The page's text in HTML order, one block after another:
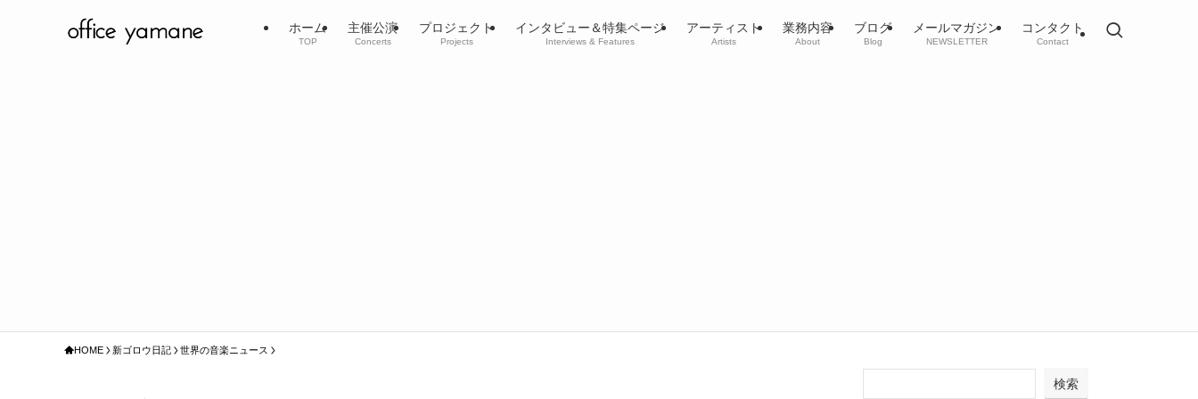
ホーム
TOP
主催公演
Concerts
プロジェクト
Projects
インタビュー＆特集ページ
Interviews & Features
アーティスト
Artists
業務内容
About
ブログ
Blog
メールマガジン
NEWSLETTER
コンタクト
Contact
HOME 新ゴロウ日記 世界の音楽ニュース
検索